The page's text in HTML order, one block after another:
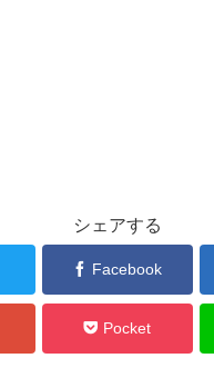
シェアする
Facebook
Pocket